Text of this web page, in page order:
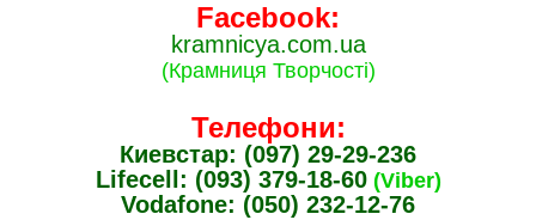
Facebook:
kramnicya.com.ua
(Крамниця Творчості)
Телефони:
Киевстар: (097) 29-29-236
Lifecell: (093) 379-18-60 (Viber)
Vodafone: (050) 232-12-76